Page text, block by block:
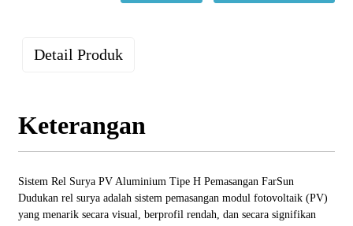
Detail Produk
Keterangan
Sistem Rel Surya PV Aluminium Tipe H Pemasangan FarSun
Dudukan rel surya adalah sistem pemasangan modul fotovoltaik (PV)
yang menarik secara visual, berprofil rendah, dan secara signifikan